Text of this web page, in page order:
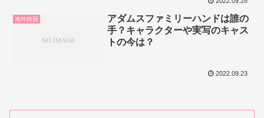
海外映画
アダムスファミリーハンドは誰の
手？キャラクターや実写のキャス
トの今は？
2022.09.23